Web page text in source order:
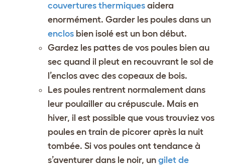
couvertures thermiques aidera
enormément. Garder les poules dans un
enclos bien isolé est un bon début.
Gardez les pattes de vos poules bien au
sec quand il pleut en recouvrant le sol de
l’enclos avec des copeaux de bois.
Les poules rentrent normalement dans
leur poulailler au crépuscule. Mais en
hiver, il est possible que vous trouviez vos
poules en train de picorer après la nuit
tombée. Si vos poules ont tendance à
s’aventurer dans le noir, un gilet de